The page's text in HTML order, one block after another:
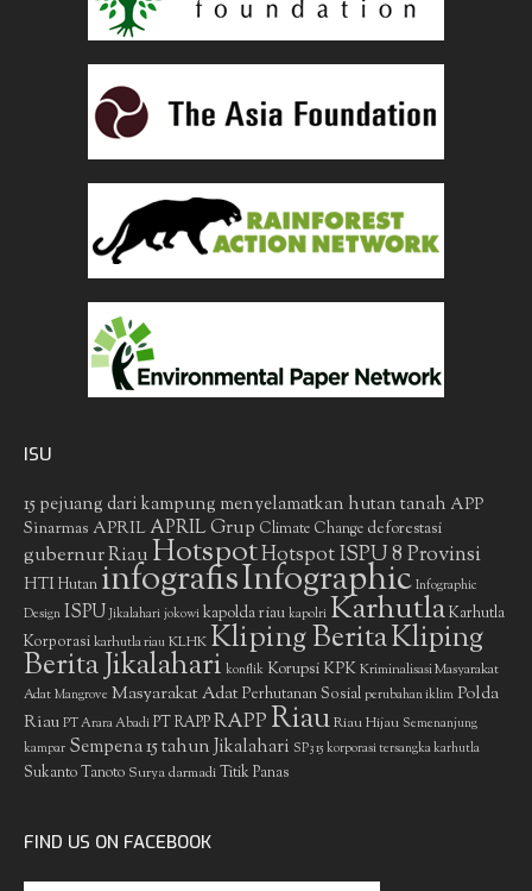
ISU
15 pejuang dari kampung menyelamatkan hutan tanah APP
Sinarmas APRIL APRIL Grup Climate Change deforestasi
gubernur RiauHotspotHotspot ISPU 8 Provinsi
HTIHutan infografisInfographic Infographic
Design ISPU Jikalahari jokowi kapolda riau kapolri KarhutlaKarhutla
Korporasikarhutla riauKLHKKliping BeritaKliping
Berita Jikalahari konflik Korupsi KPKKriminalisasi Masyarakat
Adat Mangrove Masyarakat AdatPerhutanan Sosial perubahan iklim Polda
Riau PT Arara Abadi PT RAPPRAPPRiauRiau Hijau Semenanjung
kampar Sempena 15 tahun Jikalahari SP3 15 korporasi tersangka karhutla
Sukanto Tanoto Surya darmadiTitik Panas
FIND US ON FACEBOOK